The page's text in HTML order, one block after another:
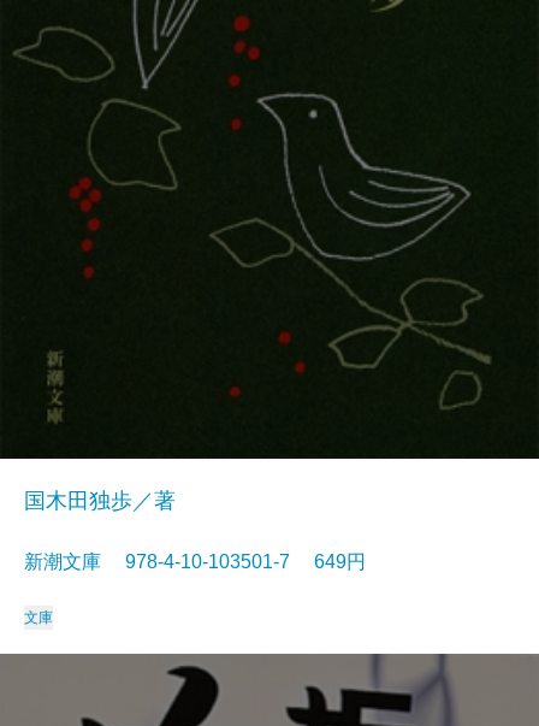
国木田独歩／著
新潮文庫 978-4-10-103501-7 649円
文庫